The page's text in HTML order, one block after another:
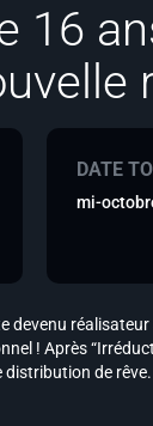
16
DATE
mi-
devenu
! Après
distribution de rêve.